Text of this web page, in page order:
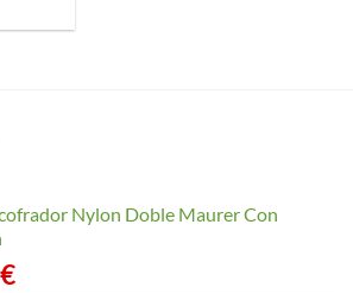
Nylon Doble Maurer Con
€